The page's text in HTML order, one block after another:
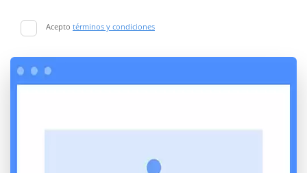
Acepto términos y condiciones